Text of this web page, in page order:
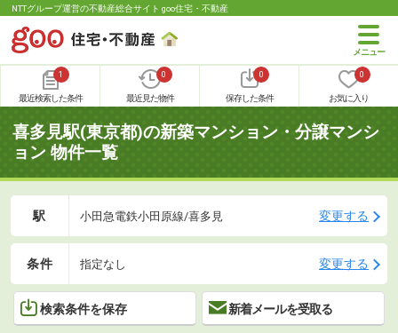
NTTグループ運営の不動産総合サイト goo住宅・不動産
1
最近検索した条件
0
最近見た物件
0
保存した条件
0
お気に入り
喜多見駅(東京都)の新築マンション・分譲マンシ
ョン 物件一覧
駅 小田急電鉄小田原線/喜多見 変更する
条件 指定なし 変更する
検索条件を保存 新着メールを受取る